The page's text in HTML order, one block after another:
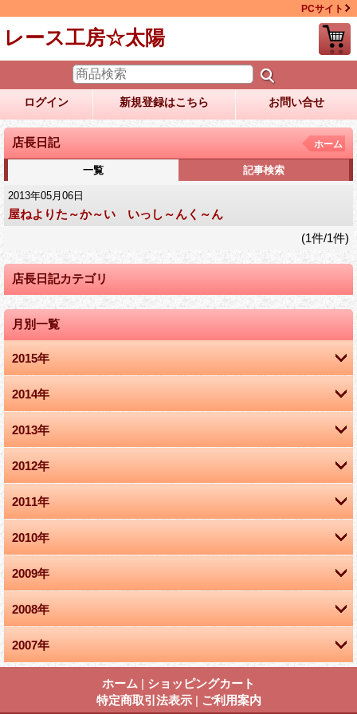
PCサイト
レース工房☆太陽
ログイン 新規登録はこちら お問い合せ
店長日記 ホーム
一覧 記事検索
2013年05月06日
屋ねよりた～か～い いっし～んく～ん
(1件/1件)
店長日記カテゴリ
月別一覧
2015年
9月 (2)
2014年
11月 (1)
10月 (1)
9月 (2)
4月 (1)
2013年
8月 (1)
5月 (1)
4月 (1)
1月 (2)
2012年
9月 (1)
7月 (1)
2月 (1)
2011年
12月 (1)
3月 (2)
1月 (2)
2010年
11月 (1)
10月 (2)
9月 (2)
2009年
10月 (1)
9月 (3)
2008年
12月 (1)
2007年
ホーム | ショッピングカート
特定商取引法表示 | ご利用案内